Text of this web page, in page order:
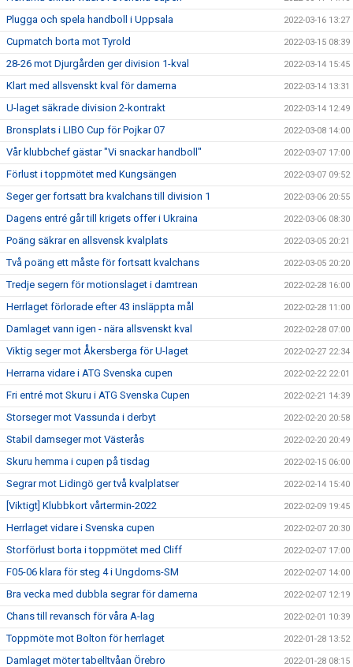
Plugga och spela handboll i Uppsala 2022-03-16 13:27
Cupmatch borta mot Tyrold 2022-03-15 08:39
28-26 mot Djurgården ger division 1-kval 2022-03-14 15:45
Klart med allsvenskt kval för damerna 2022-03-14 13:31
U-laget säkrade division 2-kontrakt 2022-03-14 12:49
Bronsplats i LIBO Cup för Pojkar 07 2022-03-08 14:00
Vår klubbchef gästar "Vi snackar handboll" 2022-03-07 17:00
Förlust i toppmötet med Kungsängen 2022-03-07 09:52
Seger ger fortsatt bra kvalchans till division 1 2022-03-06 20:55
Dagens entré går till krigets offer i Ukraina 2022-03-06 08:30
Poäng säkrar en allsvensk kvalplats 2022-03-05 20:21
Två poäng ett måste för fortsatt kvalchans 2022-03-05 20:20
Tredje segern för motionslaget i damtrean 2022-02-28 16:00
Herrlaget förlorade efter 43 insläppta mål 2022-02-28 11:00
Damlaget vann igen - nära allsvenskt kval 2022-02-28 07:00
Viktig seger mot Åkersberga för U-laget 2022-02-27 22:34
Herrarna vidare i ATG Svenska cupen 2022-02-22 22:01
Fri entré mot Skuru i ATG Svenska Cupen 2022-02-21 14:39
Storseger mot Vassunda i derbyt 2022-02-20 20:58
Stabil damseger mot Västerås 2022-02-20 20:49
Skuru hemma i cupen på tisdag 2022-02-15 06:00
Segrar mot Lidingö ger två kvalplatser 2022-02-14 15:40
[Viktigt] Klubbkort vårtermin-2022 2022-02-09 19:45
Herrlaget vidare i Svenska cupen 2022-02-07 20:30
Storförlust borta i toppmötet med Cliff 2022-02-07 17:00
F05-06 klara för steg 4 i Ungdoms-SM 2022-02-07 14:00
Bra vecka med dubbla segrar för damerna 2022-02-07 12:19
Chans till revansch för våra A-lag 2022-02-01 10:39
Toppmöte mot Bolton för herrlaget 2022-01-28 13:52
Damlaget möter tabelltvåan Örebro 2022-01-28 08:15